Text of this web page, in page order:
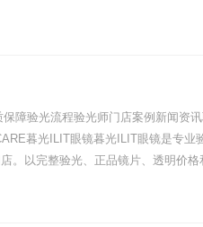
障验光流程验光师门店案例新闻资
暮光ILIT眼镜暮光ILIT眼镜是专业
。以完整验光、正品镜片、透明价格